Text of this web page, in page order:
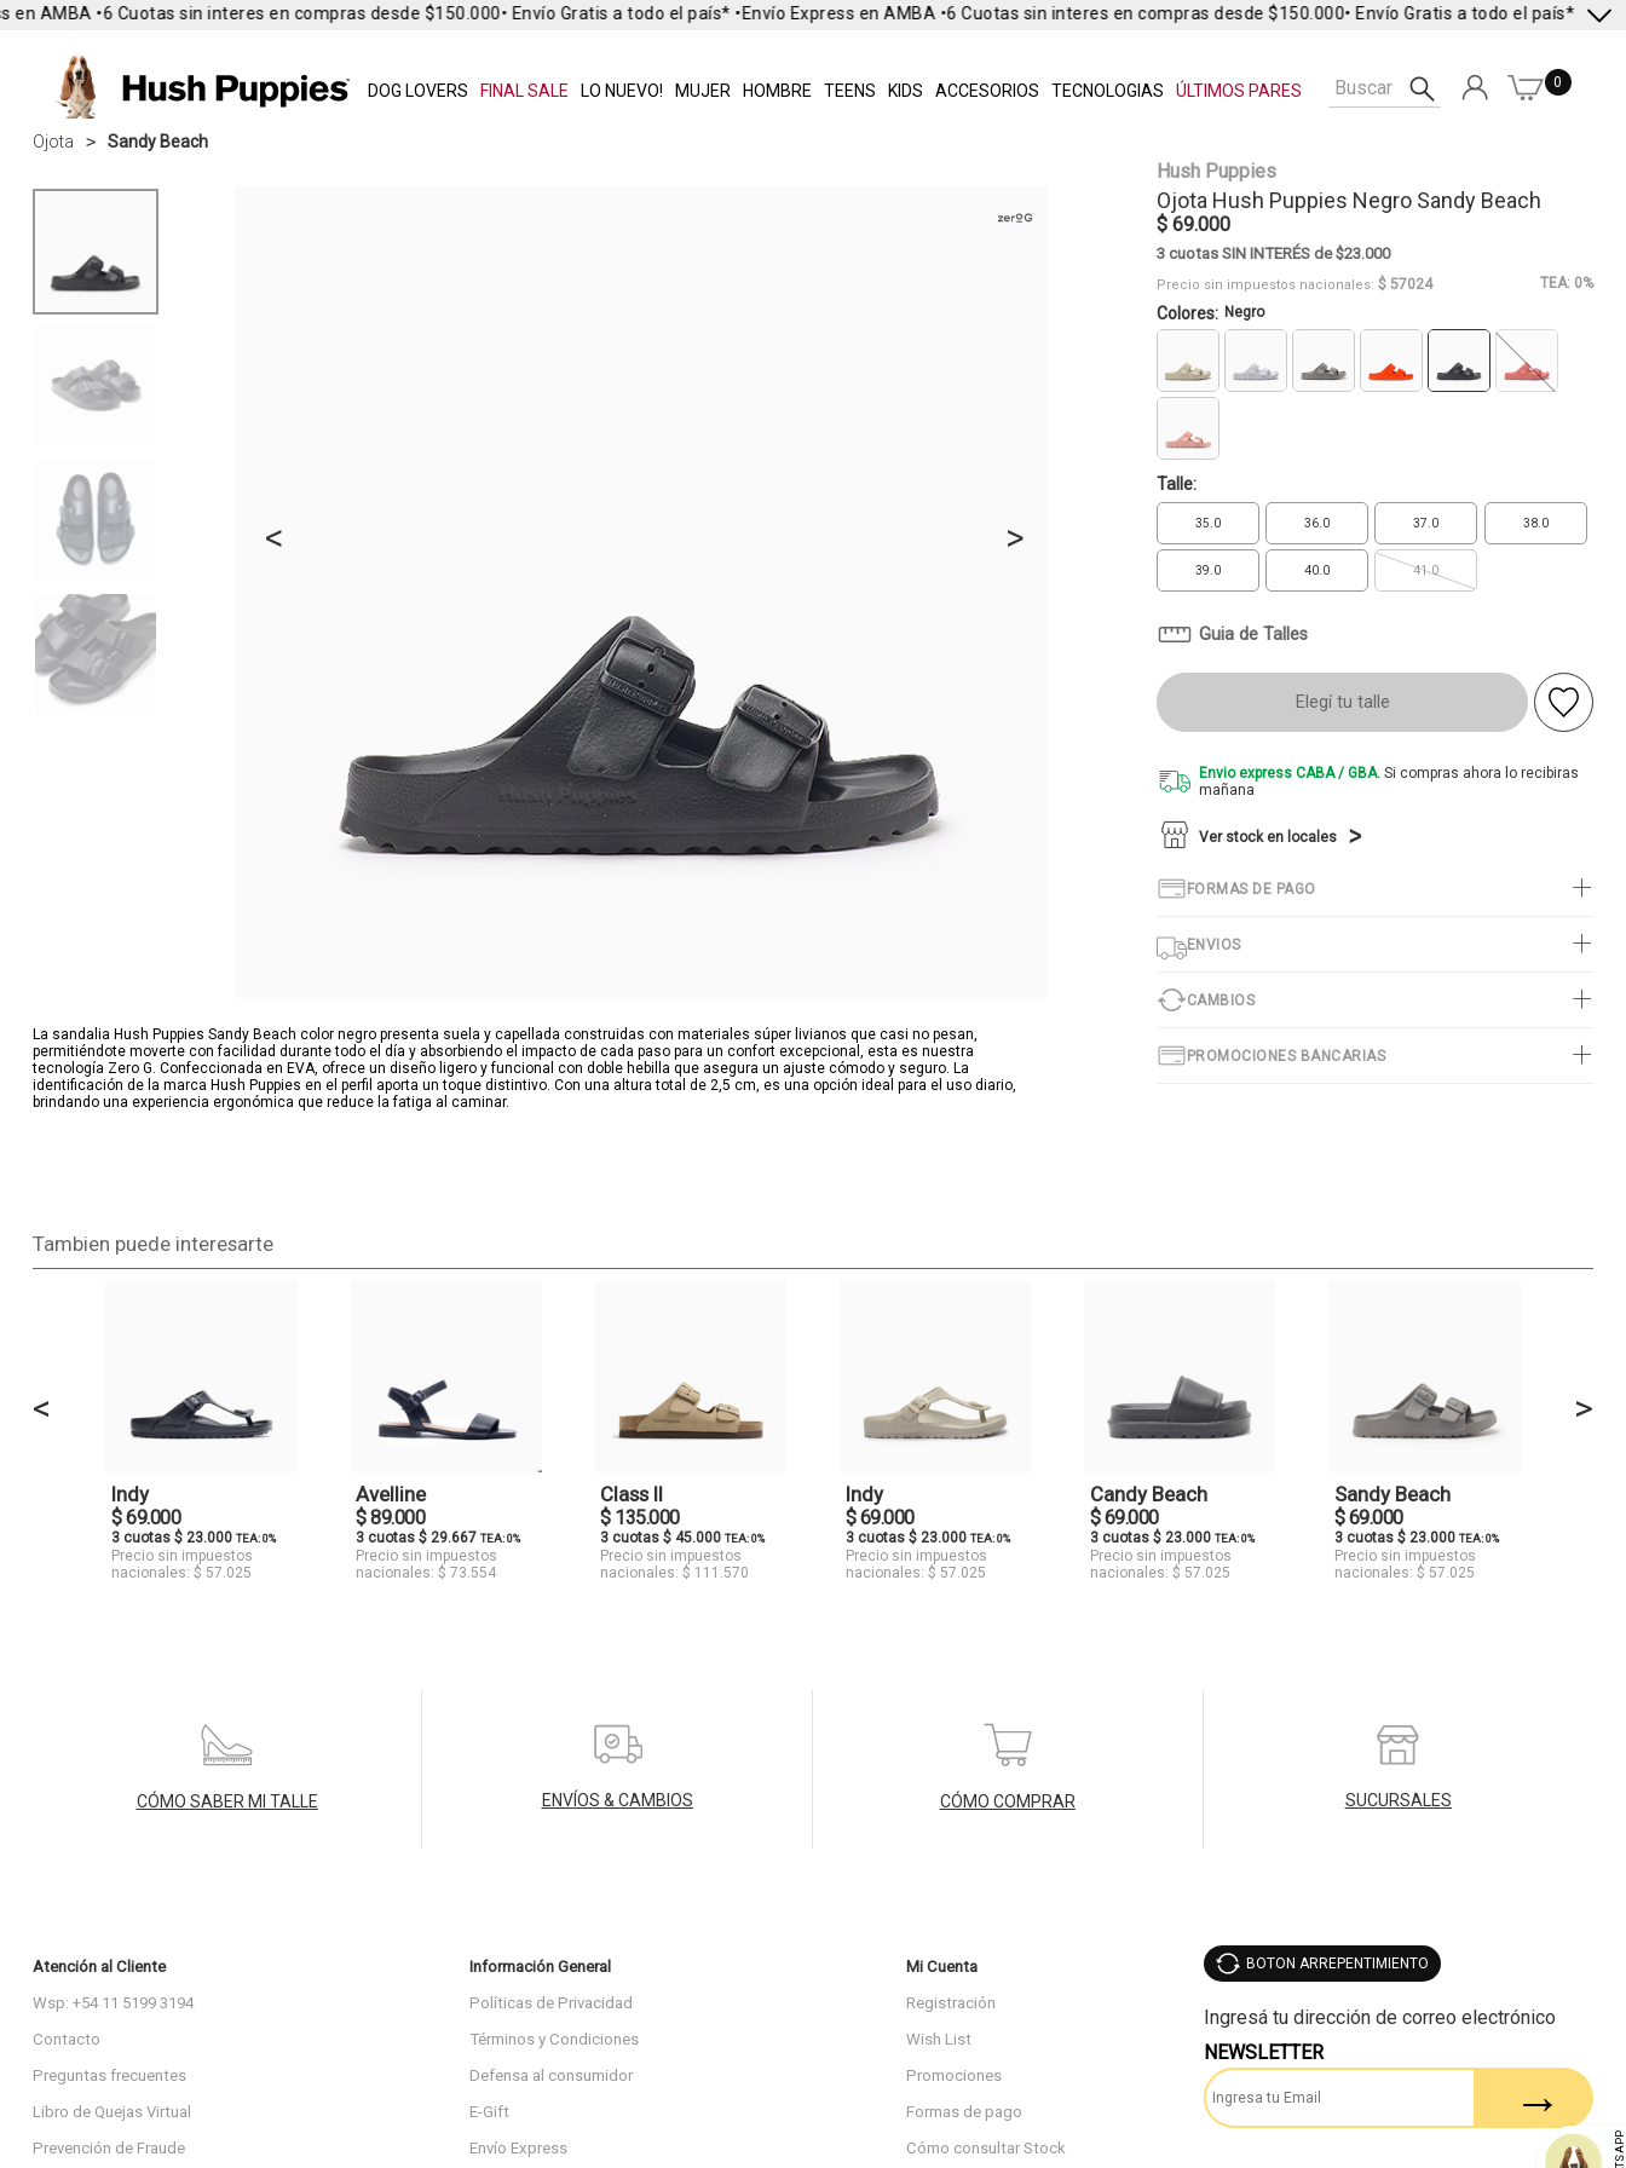
DOG LOVERS FINAL SALE LO NUEVO! MUJER HOMBRE TEENS KIDS ACCESORIOS TECNOLOGIAS ÚLTIMOS PARES
AMBA •6 Cuotas sin interes en compras desde $150.000• Envío Gratis a todo el país* •Envío Express en AMBA •6 Cuotas sin interes en compras desde $150.000• Envío Gratis a todo el país* •Envío
0
Ojota Sandy Beach
< >
La sandalia Hush Puppies Sandy Beach color negro presenta suela y capellada construidas con materiales súper livianos que casi no pesan,
permitiéndote moverte con facilidad durante todo el día y absorbiendo el impacto de cada paso para un confort excepcional, esta es nuestra
tecnología Zero G. Confeccionada en EVA, ofrece un diseño ligero y funcional con doble hebilla que asegura un ajuste cómodo y seguro. La
identificación de la marca Hush Puppies en el perfil aporta un toque distintivo. Con una altura total de 2,5 cm, es una opción ideal para el uso diario,
brindando una experiencia ergonómica que reduce la fatiga al caminar.
Hush Puppies
Ojota Hush Puppies Negro Sandy Beach
$ 69.000
3 cuotas SIN INTERÉS de $23.000
Precio sin impuestos nacionales: $ 57024 TEA: 0%
Colores: Negro
Talle:
35.0 36.0 37.0 38.0
39.0 40.0 41.0
Guia de Talles
Elegí tu talle
Envio express CABA / GBA.Si compras ahora lo recibiras
mañana
Ver stock en locales
FORMAS DE PAGO
ENVIOS
CAMBIOS
PROMOCIONES BANCARIAS
Tambien puede interesarte
<
Indy
$ 69.000
3 cuotas $ 23.000TEA: 0%
Precio sin impuestos
nacionales: $ 57.025
Avelline
$ 89.000
3 cuotas $ 29.667TEA: 0%
Precio sin impuestos
nacionales: $ 73.554
Class II
$ 135.000
3 cuotas $ 45.000TEA: 0%
Precio sin impuestos
nacionales: $ 111.570
Indy
$ 69.000
3 cuotas $ 23.000 TEA: 0%
Precio sin impuestos
nacionales: $ 57.025
Candy Beach
$ 69.000
3 cuotas $ 23.000 TEA: 0%
Precio sin impuestos
nacionales: $ 57.025
Sandy Beach
$ 69.000
3 cuotas $ 23.000 TEA: 0%
Precio sin impuestos
nacionales: $ 57.025
>
CÓMO SABER MI TALLE ENVÍOS & CAMBIOS CÓMO COMPRAR SUCURSALES
Atención al Cliente
Wsp: +54 11 5199 3194
Contacto
Preguntas frecuentes
Libro de Quejas Virtual
Prevención de Fraude
Información General
Políticas de Privacidad
Términos y Condiciones
Defensa al consumidor
E-Gift
Envío Express
Mi Cuenta
Registración
Wish List
Promociones
Formas de pago
Cómo consultar Stock
BOTON ARREPENTIMIENTO
NEWSLETTER